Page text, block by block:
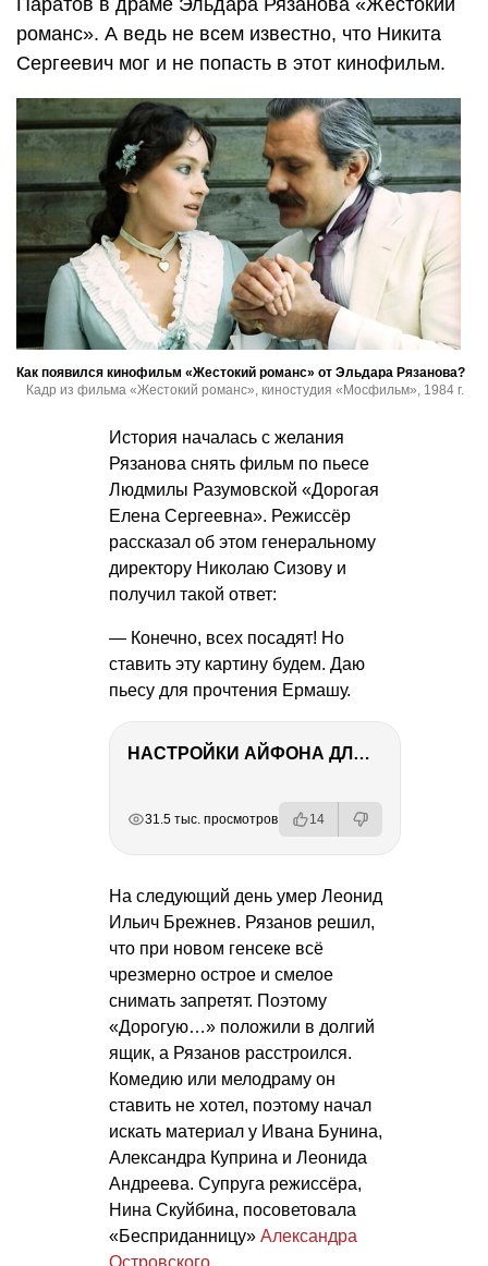
романс». А ведь не всем известно, что Никита
Сергеевич мог и не попасть в этот кинофильм.
Как появился кинофильм «Жестокий романс» от Эльдара Рязанова?
Кадр из фильма «Жестокий романс», киностудия «Мосфильм», 1984 г.
История началась с желания
Рязанова снять фильм по пьесе
Людмилы Разумовской «Дорогая
Елена Сергеевна». Режиссёр
рассказал об этом генеральному
директору Николаю Сизову и
получил такой ответ:
— Конечно, всех посадят! Но
ставить эту картину будем. Даю
пьесу для прочтения Ермашу.
НАСТРОЙКИ АЙФОНА ДЛЯ ФОТО И ВИДЕО
31.5 тыс. просмотров 14
На следующий день умер Леонид
Ильич Брежнев. Рязанов решил,
что при новом генсеке всё
чрезмерно острое и смелое
снимать запретят. Поэтому
«Дорогую…» положили в долгий
ящик, а Рязанов расстроился.
Комедию или мелодраму он
ставить не хотел, поэтому начал
искать материал у Ивана Бунина,
Александра Куприна и Леонида
Андреева. Супруга режиссёра,
Нина Скуйбина, посоветовала
«Бесприданницу» Александра
Островского.